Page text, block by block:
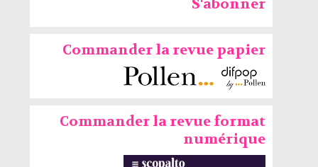
S'abonner
Commander la revue papier
Commander la revue format
numérique